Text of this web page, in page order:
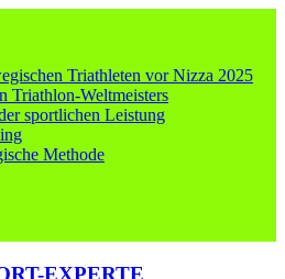
Triathleten vor Nizza 2025
Triathlon-Weltmeisters
sportlichen Leistung
Methode
EXPERTE